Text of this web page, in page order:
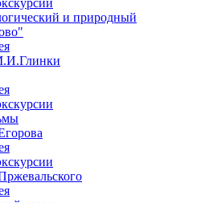
и природный